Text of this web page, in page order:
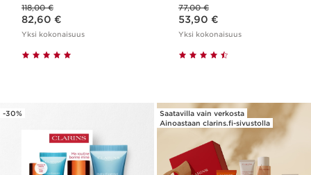
118,00 €
Nykyinen hinta 82,60 €
82,60 €
Yksi kokonaisuus
77,00 €
Nykyinen hinta 53,90 €
53,90 €
Yksi kokonaisuus
-30%
Saatavilla vain verkosta
Ainoastaan clarins.fi-sivustolla